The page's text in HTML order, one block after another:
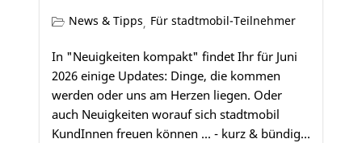
News & Tipps, Für stadtmobil-Teilnehmer
In "Neuigkeiten kompakt" findet Ihr für Juni
2026 einige Updates: Dinge, die kommen
werden oder uns am Herzen liegen. Oder
auch Neuigkeiten worauf sich stadtmobil
KundInnen freuen können ... - kurz & bündig...